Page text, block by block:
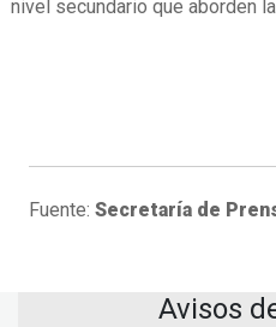
nivel secundario que aborden
Fuente: Secretaría de
Avisos